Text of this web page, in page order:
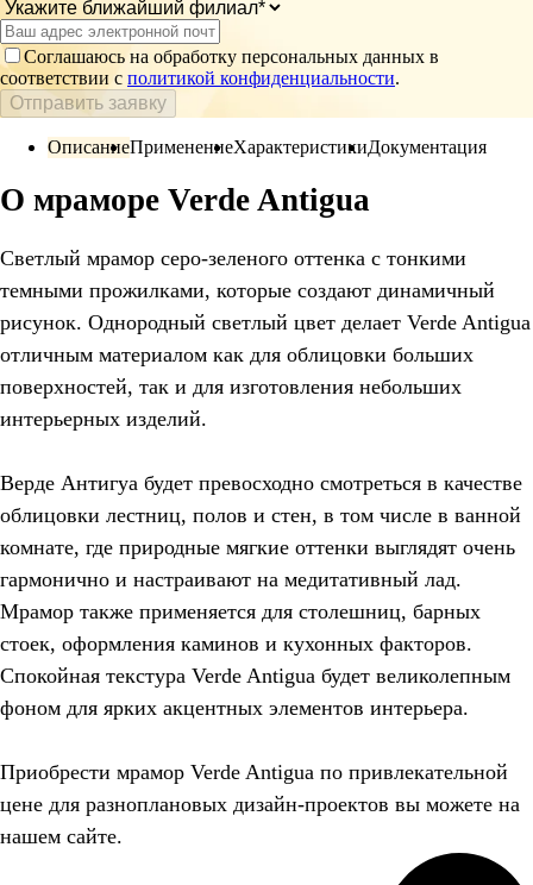
Соглашаюсь на обработку персональных данных в
соответствии с политикой конфиденциальности.
Отправить заявку
ОписаниеПрименениеХарактеристикиДокументация
О мраморе Verde Antigua
Светлый мрамор серо-зеленого оттенка с тонкими
темными прожилками, которые создают динамичный
рисунок. Однородный светлый цвет делает Verde Antigua
отличным материалом как для облицовки больших
поверхностей, так и для изготовления небольших
интерьерных изделий.
Верде Антигуа будет превосходно смотреться в качестве
облицовки лестниц, полов и стен, в том числе в ванной
комнате, где природные мягкие оттенки выглядят очень
гармонично и настраивают на медитативный лад.
Мрамор также применяется для столешниц, барных
стоек, оформления каминов и кухонных факторов.
Спокойная текстура Verde Antigua будет великолепным
фоном для ярких акцентных элементов интерьера.
Приобрести мрамор Verde Antigua по привлекательной
цене для разноплановых дизайн-проектов вы можете на
нашем сайте.